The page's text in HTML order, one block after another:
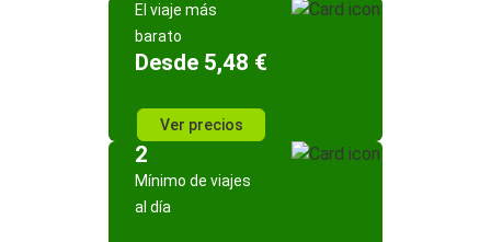
El viaje más
barato
Desde 5,48 €
Ver precios
2
Mínimo de viajes
al día